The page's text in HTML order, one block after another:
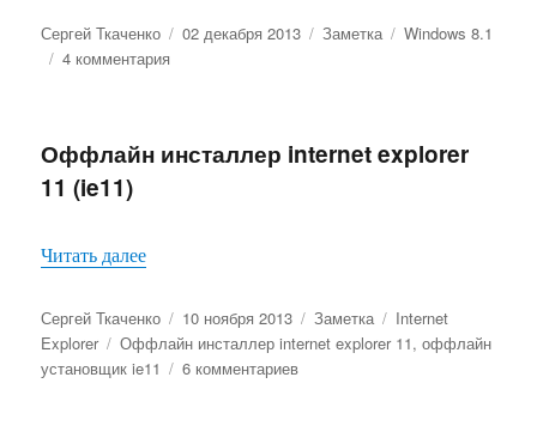
Автор
Сергей Ткаченко Опубликовано
02 декабря 2013 Формат
Заметка Рубрики
Windows 8.1
4 комментария
8.1
потоках
NTFS
Оффлайн инсталлер internet explorer
11 (ie11)
Читать далее«Оффлайн инсталлер internet explorer 11 (ie11)»
Автор
Сергей Ткаченко Опубликовано
10 ноября 2013 Формат
Заметка Рубрики
Internet
Explorer
Метки
Оффлайн инсталлер internet explorer 11,оффлайн
установщик ie11
6 комментариевк